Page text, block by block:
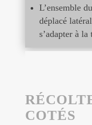
L’ensemble
déplacé
s’adapter à la
COTÉS